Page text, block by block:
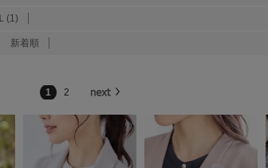
(1)
新着順
1
2